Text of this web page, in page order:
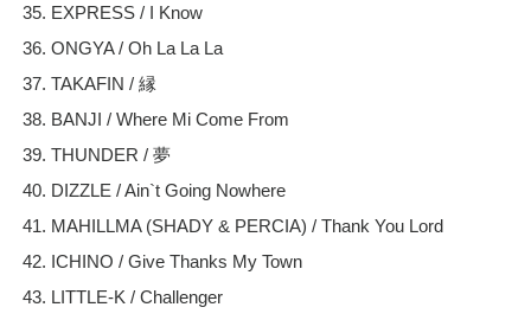
35. EXPRESS / I Know
36. ONGYA / Oh La La La
37. TAKAFIN / 縁
38. BANJI / Where Mi Come From
39. THUNDER / 夢
40. DIZZLE / Ain`t Going Nowhere
41. MAHILLMA (SHADY & PERCIA) / Thank You Lord
42. ICHINO / Give Thanks My Town
43. LITTLE-K / Challenger